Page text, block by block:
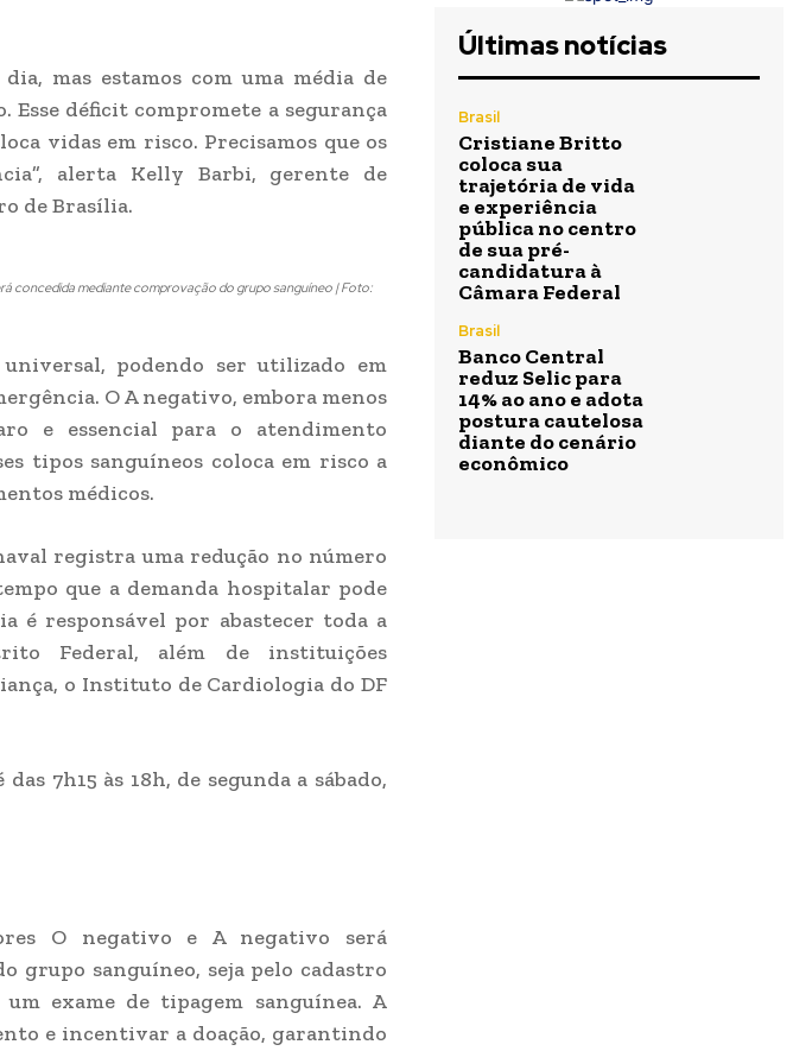
mas estamos com uma média de
Esse déficit compromete a segurança
vidas em risco. Precisamos que os
alerta Kelly Barbi, gerente de
de Brasília.
concedida mediante comprovação do grupo sanguíneo | Foto:
podendo ser utilizado em
O A negativo, embora menos
e essencial para o atendimento
tipos sanguíneos coloca em risco a
médicos.
registra uma redução no número
que a demanda hospitalar pode
é responsável por abastecer toda a
Federal, além de instituições
o Instituto de Cardiologia do DF
7h15 às 18h, de segunda a sábado,
O negativo e A negativo será
grupo sanguíneo, seja pelo cadastro
exame de tipagem sanguínea. A
e incentivar a doação, garantindo
Últimas notícias
Brasil
Cristiane Britto
coloca sua
trajetória de vida
e experiência
pública no centro
de sua pré-
candidatura à
Câmara Federal
Brasil
Banco Central
reduz Selic para
14% ao ano e adota
postura cautelosa
diante do cenário
econômico